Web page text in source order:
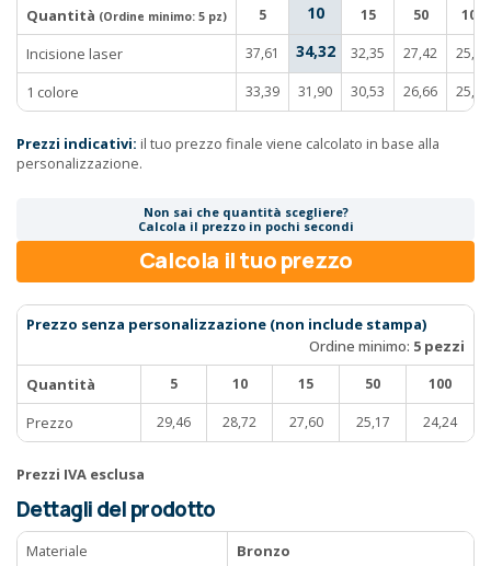
Quantità (Ordine minimo: 5 pz) 5 10 15 50 100
Incisione laser 37,61 34,32 32,35 27,42 25,76
1 colore 33,39 31,90 30,53 26,66 25,19
Prezzi indicativi: il tuo prezzo finale viene calcolato in base alla
personalizzazione.
Non sai che quantità scegliere?
Calcola il prezzo in pochi secondi
Calcola il tuo prezzo
Prezzo senza personalizzazione (non include stampa)
Ordine minimo: 5 pezzi
Quantità
5 10 15 50 100
Prezzo 29,46 28,72 27,60 25,17 24,24
Prezzi IVA esclusa
Dettagli del prodotto
Materiale
Bronzo